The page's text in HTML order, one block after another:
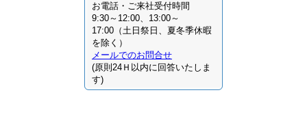
お電話・ご来社受付時間
9:30～12:00、13:00～
17:00（土日祭日、夏冬季休暇
を除く）
メールでのお問合せ
(原則24Ｈ以内に回答いたしま
す)